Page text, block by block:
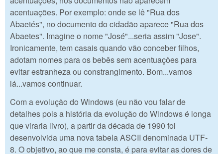
acentuações. Por exemplo: onde se lê "Rua dos
Abaetés", no documento do cidadão aparece "Rua dos
Abaetes". Imagine o nome "José"...seria assim "Jose".
Ironicamente, tem casais quando vão conceber filhos,
adotam nomes para os bebês sem acentuações para
evitar estranheza ou constrangimento. Bom...vamos
lá...vamos continuar.
Com a evolução do Windows (eu não vou falar de
detalhes pois a história da evolução do Windows é longa
que viraria livro), a partir da década de 1990 foi
desenvolvida uma nova tabela ASCII denominada UTF-
8. O objetivo, ao que me consta, é para evitar as dores de